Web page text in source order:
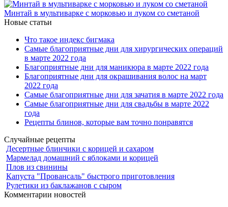
Минтай в мультиварке с морковью и луком со сметаной
Новые статьи
Что такое индекс бигмака
Самые благоприятные дни для хирургических операций
в марте 2022 года
Благоприятные дни для маникюра в марте 2022 года
Благоприятные дни для окрашивания волос на март
2022 года
Самые благоприятные дни для зачатия в марте 2022 года
Самые благоприятные дни для свадьбы в марте 2022
года
Рецепты блинов, которые вам точно понравятся
Случайные рецепты
Десертные блинчики с корицей и сахаром
Мармелад домашний с яблоками и корицей
Плов из свинины
Капуста "Провансаль" быстрого приготовления
Рулетики из баклажанов с сыром
Комментарии новостей